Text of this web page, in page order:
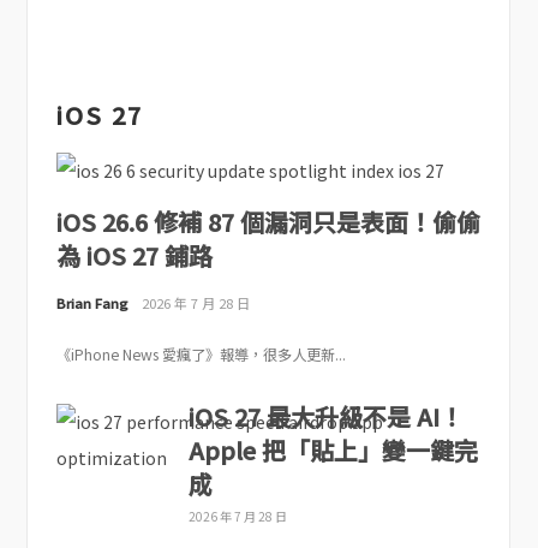
iOS 27
iOS 26.6 修補 87 個漏洞只是表面！偷偷
為 iOS 27 鋪路
Brian Fang 2026 年 7 月 28 日
《iPhone News 愛瘋了》報導，很多人更新...
iOS 27 最大升級不是 AI！
Apple 把「貼上」變一鍵完
成
2026 年 7 月 28 日